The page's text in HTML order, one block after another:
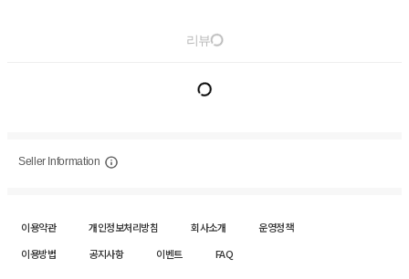
리뷰
Seller Information
이용약관 개인정보처리방침 회사소개
운영정책
이용방법
공지사항 이벤트 FAQ